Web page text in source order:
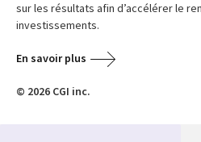
sur les résultats afin d’accélérer le
investissements.
En savoir plus
© 2026 CGI inc.